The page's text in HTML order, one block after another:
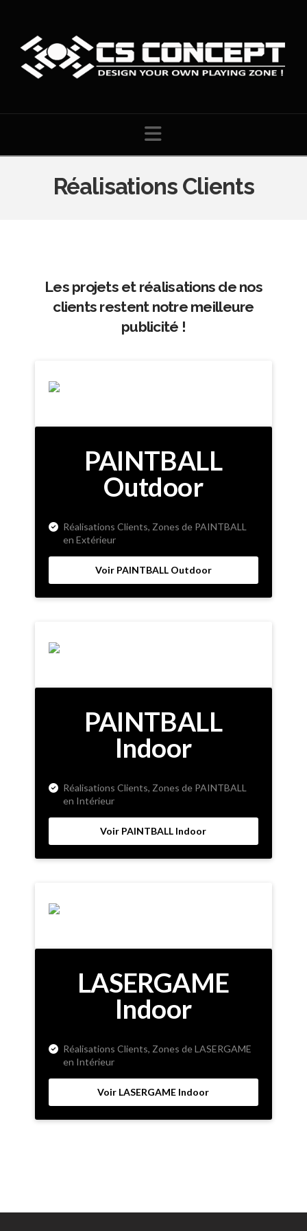
Navigation
Réalisations Clients
Les projets et réalisations de nos
clients restent notre meilleure
publicité !
PAINTBALL
Outdoor
Réalisations Clients, Zones de PAINTBALL
en Extérieur
Voir PAINTBALL Outdoor
PAINTBALL
Indoor
Réalisations Clients, Zones de PAINTBALL
en Intérieur
Voir PAINTBALL Indoor
LASERGAME
Indoor
Réalisations Clients, Zones de LASERGAME
en Intérieur
Voir LASERGAME Indoor